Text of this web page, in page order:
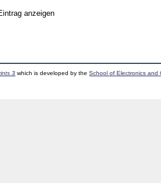
anzeigen
3 which is developed by theSchool of Electronics and